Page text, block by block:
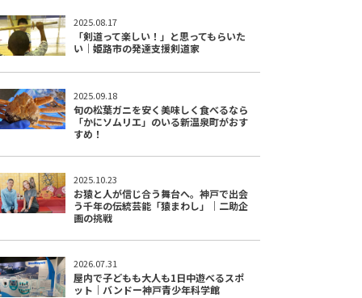
2025.08.17
「剣道って楽しい！」と思ってもらいた
い｜姫路市の発達支援剣道家
2025.09.18
旬の松葉ガニを安く美味しく食べるなら
「かにソムリエ」のいる新温泉町がおす
すめ！
2025.10.23
お猿と人が信じ合う舞台へ。神戸で出会
う千年の伝統芸能「猿まわし」｜二助企
画の挑戦
2026.07.31
屋内で子どもも大人も1日中遊べるスポ
ット｜バンドー神戸青少年科学館